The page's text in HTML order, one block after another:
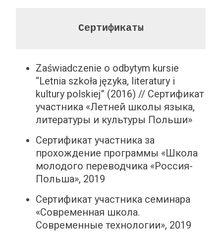
Сертификаты
Zaświadczenie o odbytym kursie
“Letnia szkoła języka, literatury i
kultury polskiej” (2016) // Сертификат
участника «Летней школы языка,
литературы и культуры Польши»
Сертификат участника за
прохождение программы «Школа
молодого переводчика «Россия-
Польша», 2019
Сертификат участника семинара
«Современная школа.
Современные технологии», 2019